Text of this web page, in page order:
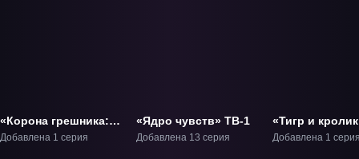
«Корона грешника:
Потерянное
Добавлена 1 серия
«Ядро чувств» ТВ-1
Добавлена 13 серия
«Тигр и
Восхождение»
Добавлена 1